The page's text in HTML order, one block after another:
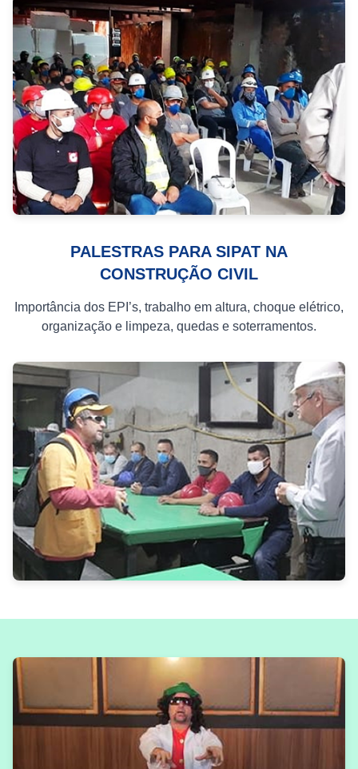
PALESTRAS PARA SIPAT NA
CONSTRUÇÃO CIVIL
Importância dos EPI’s, trabalho em altura, choque elétrico,
organização e limpeza, quedas e soterramentos.